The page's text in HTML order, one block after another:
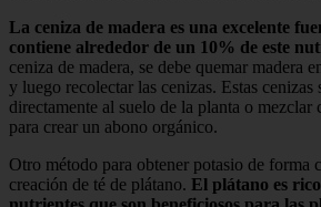
La ceniza de madera es una excelente
contiene alrededor de un 10% de este
ceniza de madera, se debe quemar madera
y luego recolectar las cenizas. Estas cenizas
directamente al suelo de la planta o mezclar
para crear un abono orgánico.
Otro método para obtener potasio de forma
creación de té de plátano. El plátano es